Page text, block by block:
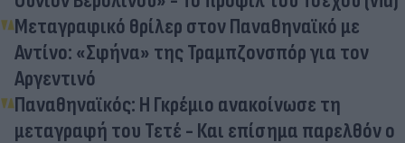
Μεταγραφικό θρίλερ στον Παναθηναϊκό με
Αντίνο: «Σφήνα» της Τραμπζονσπόρ για τον
Αργεντινό
Παναθηναϊκός: Η Γκρέμιο ανακοίνωσε τη
μεταγραφή του Τετέ - Και επίσημα παρελθόν ο